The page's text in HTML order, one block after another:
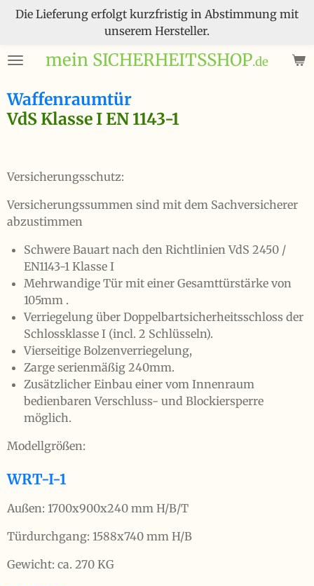
Zum
mein SICHERHEITSSHOP.de
Die Lieferung erfolgt kurzfristig in Abstimmung mit
unserem Hersteller.
Waffenraumtür
VdS Klasse I EN 1143-1
Versicherungsschutz:
Versicherungssummen sind mit dem Sachversicherer
abzustimmen
Schwere Bauart nach den Richtlinien VdS 2450 /
EN1143-1 Klasse I
Mehrwandige Tür mit einer Gesamttürstärke von
105mm .
Verriegelung über Doppelbartsicherheitsschloss der
Schlossklasse I (incl. 2 Schlüsseln).
Vierseitige Bolzenverriegelung,
Zarge serienmäßig 240mm.
Zusätzlicher Einbau einer vom Innenraum
bedienbaren Verschluss- und Blockiersperre
möglich.
Modellgrößen:
WRT-I-1
Außen: 1700x900x240 mm H/B/T
Türdurchgang: 1588x740 mm H/B
Gewicht: ca. 270 KG